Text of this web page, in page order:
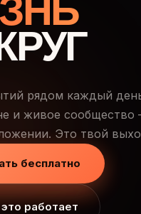
рядом каждый
и живое сообщество
Это твой
бесплатно
работает